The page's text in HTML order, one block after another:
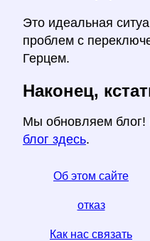
Это идеальная
проблем с
Герцем.
Наконец,
Мы обновляем блог!
блог здесь.
Об этом сайте
отказ
Как нас связать